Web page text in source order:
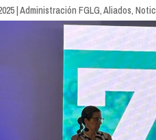
|Administración FGLG,Aliados,